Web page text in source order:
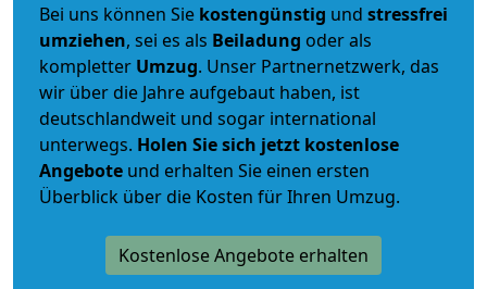
Bei uns können Sie kostengünstig und stressfrei
umziehen, sei es als Beiladung oder als
kompletter Umzug. Unser Partnernetzwerk, das
wir über die Jahre aufgebaut haben, ist
deutschlandweit und sogar international
unterwegs. Holen Sie sich jetzt kostenlose
Angebote und erhalten Sie einen ersten
Überblick über die Kosten für Ihren Umzug.
Kostenlose Angebote erhalten